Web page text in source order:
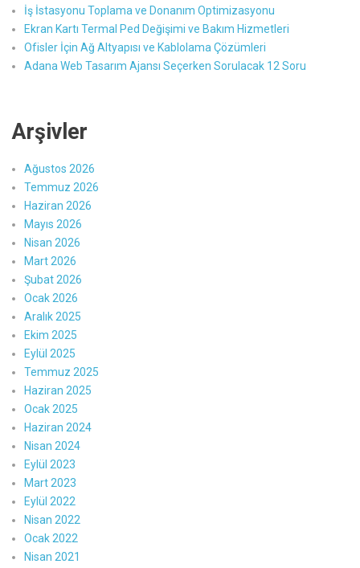
İş İstasyonu Toplama ve Donanım Optimizasyonu
Ekran Kartı Termal Ped Değişimi ve Bakım Hizmetleri
Ofisler İçin Ağ Altyapısı ve Kablolama Çözümleri
Adana Web Tasarım Ajansı Seçerken Sorulacak 12 Soru
Arşivler
Ağustos 2026
Temmuz 2026
Haziran 2026
Mayıs 2026
Nisan 2026
Mart 2026
Şubat 2026
Ocak 2026
Aralık 2025
Ekim 2025
Eylül 2025
Temmuz 2025
Haziran 2025
Ocak 2025
Haziran 2024
Nisan 2024
Eylül 2023
Mart 2023
Eylül 2022
Nisan 2022
Ocak 2022
Nisan 2021